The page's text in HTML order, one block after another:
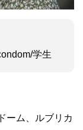
学生
ーム、ルブリカ